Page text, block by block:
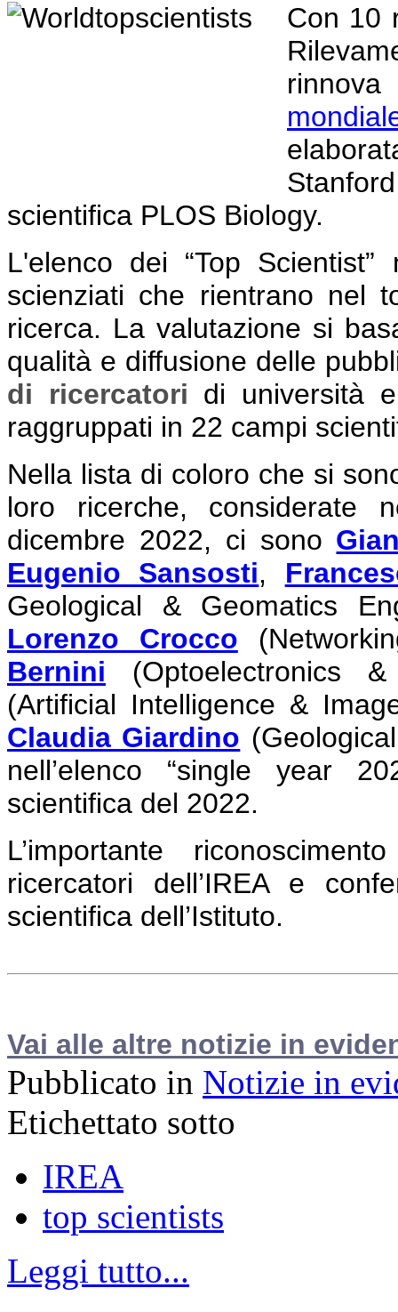
Con 10
scientifica PLOS Biology.
L'elenco dei “Top
scienziati che rientrano nel
ricerca. La valutazione si
qualità e diffusione delle
di ricercatori di università
raggruppati in 22 campi
Nella lista di coloro che si
loro ricerche, considerate
dicembre 2022, ci sono
Eugenio Sansosti,
Geological & Geomatics
Lorenzo Crocco
Bernini (Optoelectronics
(Artificial Intelligence &
Claudia Giardino
nell’elenco “single year
scientifica del 2022.
L’importante
ricercatori dell’IREA e
scientifica dell’Istituto.
Vai alle altre notizie in
Pubblicato in Notizie in
Etichettato sotto
IREA
top scientists
Leggi tutto...